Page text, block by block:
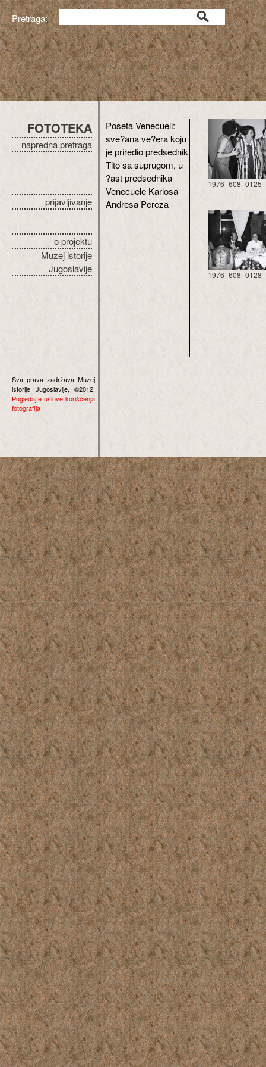
Pretraga:
FOTOTEKA
napredna pretraga
prijavljivanje
o projektu
Muzej istorije
Jugoslavije
Sva prava zadržava Muzej
istorije Jugoslavije, ©2012.
Pogledajte uslove korišćenja
fotografija
Poseta Venecueli:
sve?ana ve?era koju
je priredio predsednik
Tito sa suprugom, u
?ast predsednika
Venecuele Karlosa
Andresa Pereza
1976_608_0125
1976_608_0128